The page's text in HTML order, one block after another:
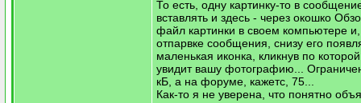
То есть, одну картинку-то в
вставлять и здесь - через окошко
файл картинки в своем компьютере
отпарвке сообщения, снизу его
маленькая иконка, кликнув по
увидит вашу фотографию...
кБ, а на форуме, кажетс, 75...
Как-то я не уверена, что понятно